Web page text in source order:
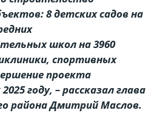
8 детских садов на
школ на 3960
спортивных
проекта
году, – рассказал глава
района Дмитрий Маслов.